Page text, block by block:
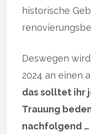
historische
Deswegen
2024 an einen
das solltet ihr
Trauung
nachfolgend …